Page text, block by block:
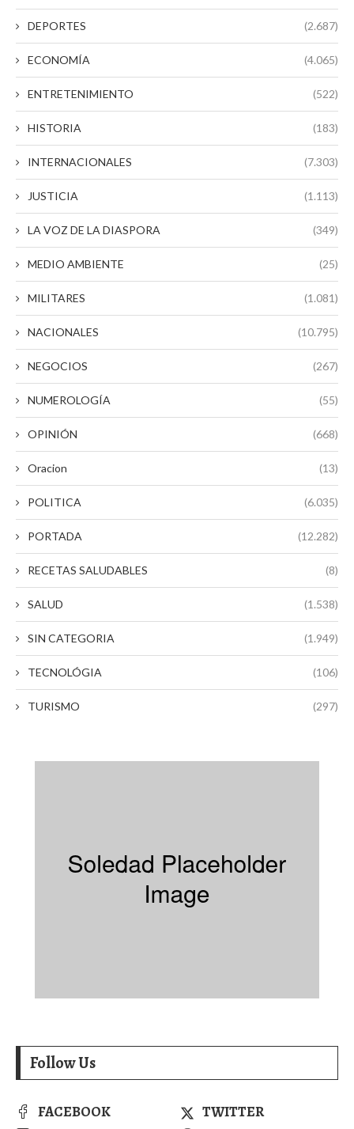
DEPORTES (2.687)
ECONOMÍA (4.065)
ENTRETENIMIENTO (522)
HISTORIA (183)
INTERNACIONALES (7.303)
JUSTICIA (1.113)
LA VOZ DE LA DIASPORA (349)
MEDIO AMBIENTE (25)
MILITARES (1.081)
NACIONALES (10.795)
NEGOCIOS (267)
NUMEROLOGÍA (55)
OPINIÓN (668)
Oracion (13)
POLITICA (6.035)
PORTADA (12.282)
RECETAS SALUDABLES (8)
SALUD (1.538)
SIN CATEGORIA (1.949)
TECNOLÓGIA (106)
TURISMO (297)
Follow Us
FACEBOOK
TWITTER